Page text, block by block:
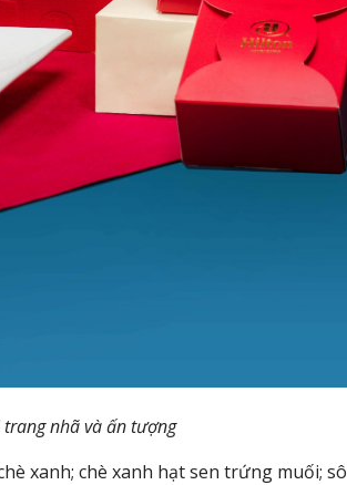
nhã và ấn tượng
xanh; chè xanh hạt sen trứng muối; sô